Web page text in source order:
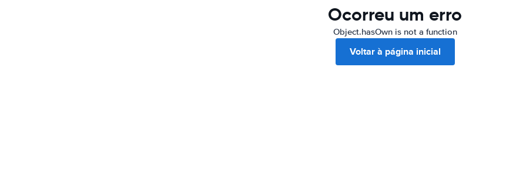
Ocorreu um erro
Object.hasOwn is not a function
Voltar à página inicial